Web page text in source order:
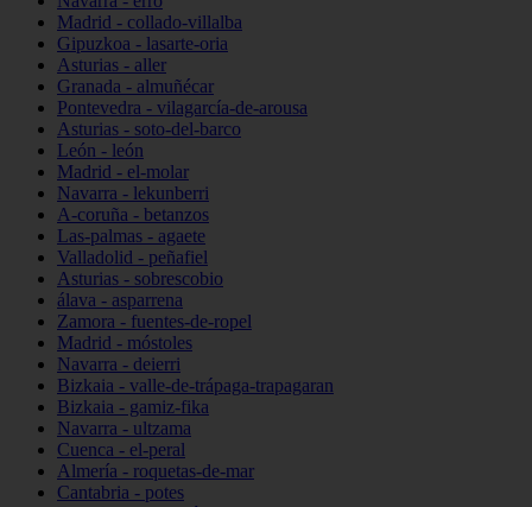
Madrid - collado-villalba
Gipuzkoa - lasarte-oria
Asturias - aller
Granada - almuñécar
Pontevedra - vilagarcía-de-arousa
Asturias - soto-del-barco
León - león
Madrid - el-molar
Navarra - lekunberri
A-coruña - betanzos
Las-palmas - agaete
Valladolid - peñafiel
Asturias - sobrescobio
álava - asparrena
Zamora - fuentes-de-ropel
Madrid - móstoles
Navarra - deierri
Bizkaia - valle-de-trápaga-trapagaran
Bizkaia - gamiz-fika
Navarra - ultzama
Cuenca - el-peral
Almería - roquetas-de-mar
Cantabria - potes